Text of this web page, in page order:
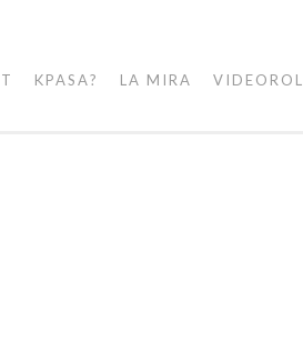
KPASA? LA MIRA